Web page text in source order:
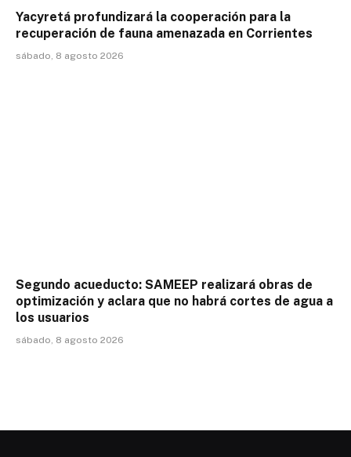
Yacyretá profundizará la cooperación para la
recuperación de fauna amenazada en Corrientes
sábado, 8 agosto 2026
Segundo acueducto: SAMEEP realizará obras de
optimización y aclara que no habrá cortes de agua a
los usuarios
sábado, 8 agosto 2026